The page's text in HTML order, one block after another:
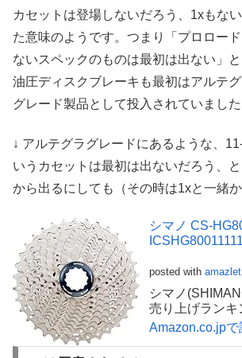
カセットは登場しないだろう、1xもな
た意味のようです。つまり「プロロー
ないスペックのものは最初は出ない」
油圧ディスクブレーキも最初はアルテ
グレード製品として投入されていました
↓ アルテグラグレードにあるような、
いうカセットは最初は出ないだろう、
から出るにしても（その時は1xと一緒か
シマノ CS-
posted with amazlet
シマノ
売り上げランキ
Amazon.co.jpで